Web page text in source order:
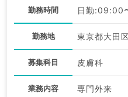
勤務時間 日勤:09:00
勤務地 東京都大田
募集科目 皮膚科
業務内容 専門外来